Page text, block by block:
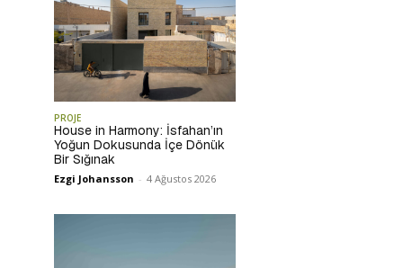
PROJE
House in Harmony: İsfahan’ın
Yoğun Dokusunda İçe Dönük
Bir Sığınak
Ezgi Johansson - 4 Ağustos 2026